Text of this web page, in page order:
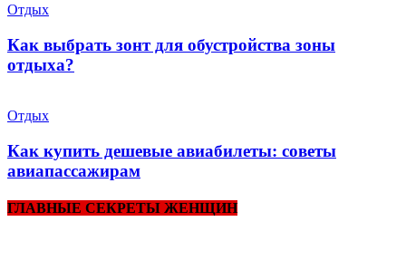
Отдых
Как выбрать зонт для обустройства зоны
отдыха?
Отдых
Как купить дешевые авиабилеты: советы
авиапассажирам
ГЛАВНЫЕ СЕКРЕТЫ ЖЕНЩИН